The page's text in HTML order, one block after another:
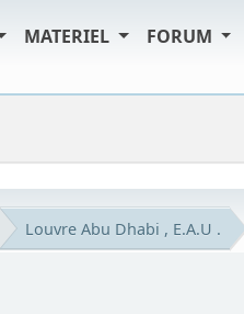
MATERIEL FORUM
Louvre Abu Dhabi , E.A.U .